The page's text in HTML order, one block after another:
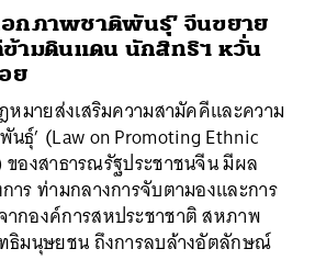
อกภาพชาติพันธุ์’ จีนขยาย
ข้ามดินแดน นักสิทธิฯ หวั่น
ย
หมายส่งเสริมความสามัคคีและความ
ธุ์’ (Law on Promoting Ethnic
ของสาธารณรัฐประชาชนจีน มีผล
าร ท่ามกลางการจับตามองและการ
ากองค์การสหประชาชาติ สหภาพ
ธิมนุษยชน ถึงการลบล้างอัตลักษณ์